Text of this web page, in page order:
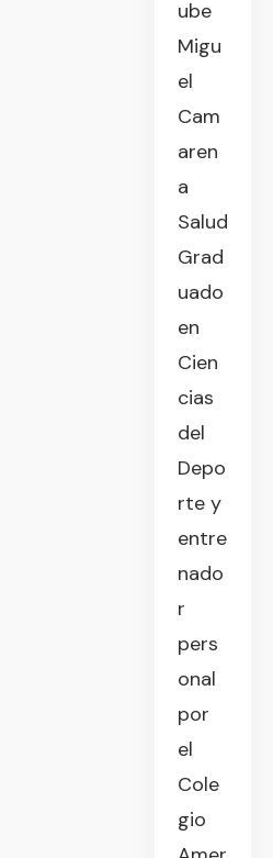
ube
Migu
el
Cam
aren
a
Salud
Grad
uado
en
Cien
cias
del
Depo
rte y
entre
nado
r
pers
onal
por
el
Cole
gio